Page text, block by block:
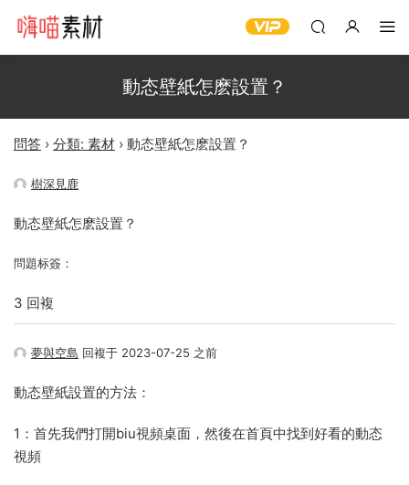
動态壁紙怎麽設置？
問答 › 分類: 素材 › 動态壁紙怎麽設置？
樹深見鹿
動态壁紙怎麽設置？
問題标簽：
3 回複
夢與空島 回複于 2023-07-25 之前
動态壁紙設置的方法：
1：首先我們打開biu視頻桌面，然後在首頁中找到好看的動态
視頻